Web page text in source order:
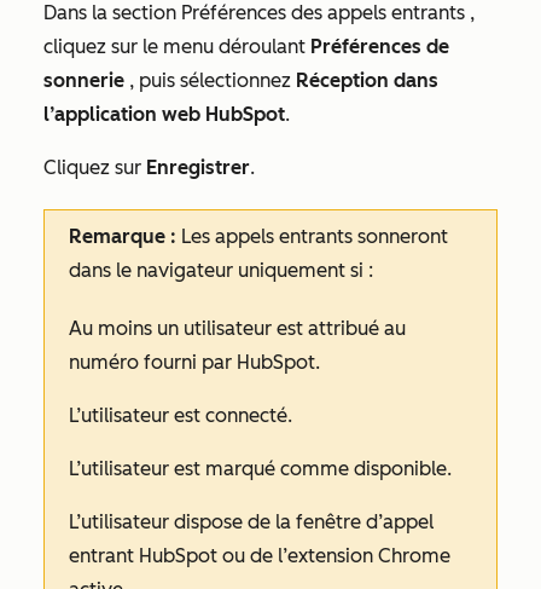
Dans la section Préférences des appels entrants ,
cliquez sur le menu déroulant Préférences de
sonnerie , puis sélectionnez Réception dans
l’application web HubSpot.
Cliquez sur Enregistrer.
Remarque : Les appels entrants sonneront
dans le navigateur uniquement si :
Au moins un utilisateur est attribué au
numéro fourni par HubSpot.
L’utilisateur est connecté.
L’utilisateur est marqué comme disponible.
L’utilisateur dispose de la fenêtre d’appel
entrant HubSpot ou de l’extension Chrome